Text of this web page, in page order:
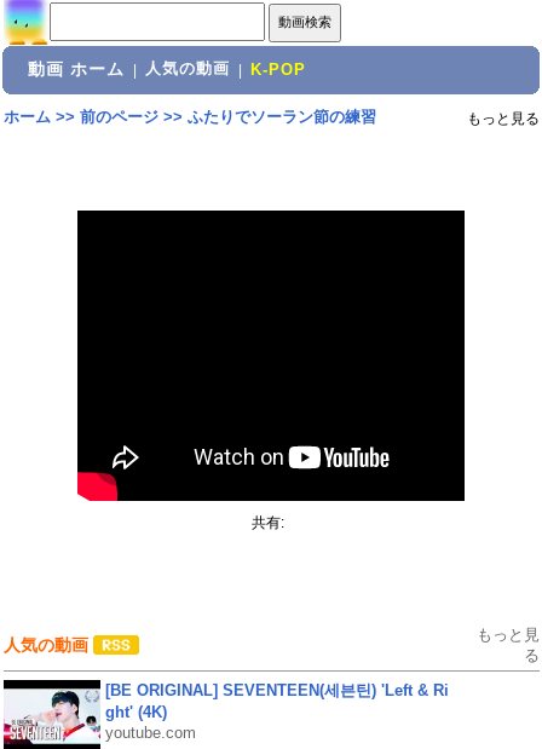
動画 ホーム 人気の動画 K-POP
ホーム>> 前のページ>> ふたりでソーラン節の練習 もっと見る
共有:
人気の動画
もっと見
る
[BE ORIGINAL] SEVENTEEN(세븐틴) 'Left & Ri
ght' (4K)
youtube.com